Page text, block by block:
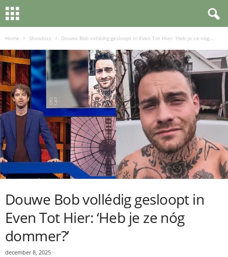
Home Showbizz Douwe Bob vollédig gesloopt in Even Tot Hier: ‘Heb je ze nóg...
Douwe Bob vollédig gesloopt in
Even Tot Hier: ‘Heb je ze nóg
dommer?’
december 8, 2025